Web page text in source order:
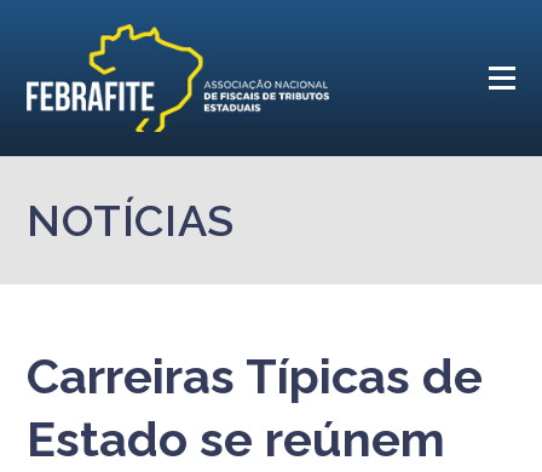
NOTÍCIAS
Carreiras Típicas de
Estado se reúnem